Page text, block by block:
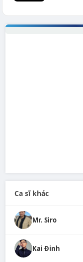
Ca sĩ khác
Mr. Siro
Kai Đinh